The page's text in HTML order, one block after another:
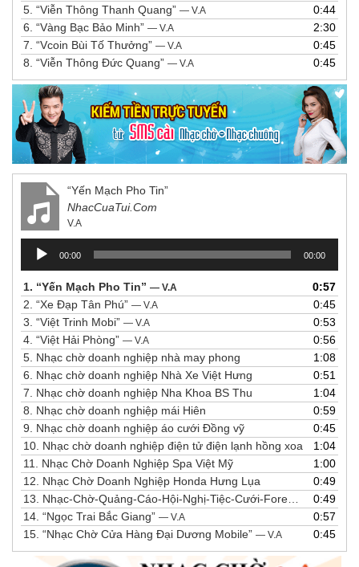
5. “Viễn Thông Thanh Quang” — V.A
0:44
6. “Vàng Bạc Bảo Minh” — V.A
2:30
7. “Vcoin Bùi Tố Thưởng” — V.A
0:45
8. “Viễn Thông Đức Quang” — V.A 0:45
“Yến Mạch Pho Tin”
NhacCuaTui.Com
V.A
Trình
chơi
00:00 00:00
1. “Yến Mạch Pho Tin” — V.A
0:57
2. “Xe Đạp Tân Phú” — V.A
0:45
3. “Việt Trinh Mobi” — V.A
0:53
4. “Việt Hải Phòng” — V.A
0:56
5. Nhạc chờ doanh nghiệp nhà may phong
1:08
6. Nhạc chờ doanh nghiệp Nhà Xe Việt Hưng
0:51
7. Nhạc chờ doanh nghiệp Nha Khoa BS Thu
1:04
8. Nhạc chờ doanh nghiệp mái Hiên
0:59
9. Nhạc chờ doanh nghiệp áo cưới Đồng vỹ
0:45
10. Nhạc chờ doanh nghiệp điện tử điện lạnh hồng xoa
1:04
11. Nhạc Chờ Doanh Nghiệp Spa Việt Mỹ
1:00
12. Nhạc Chờ Doanh Nghiệp Honda Hưng Lụa
0:49
13. Nhạc-Chờ-Quảng-Cáo-Hội-Nghị-Tiệc-Cưới-Forever-Mark
0:49
14. “Ngọc Trai Bắc Giang” — V.A
0:57
15. “Nhạc Chờ Cửa Hàng Đại Dương Mobile” — V.A 0:45